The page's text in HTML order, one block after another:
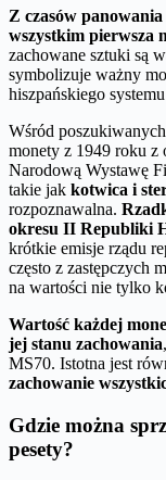
Z czasów
wszystkim pierwsza
zachowane sztuki są
symbolizuje ważny
hiszpańskiego
Wśród
monety z 1949 roku z
Narodową Wystawę
takie jak kotwica i
rozpoznawalna.
okresu II Republiki
krótkie emisje rządu
często z zastępczych
na wartości nie tylko
Wartość każdej
jej stanu zachowania
MS70. Istotna jest
zachowanie
Gdzie można
pesety?